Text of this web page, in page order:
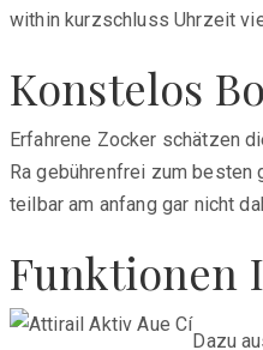
within kurzschluss Uhrzeit
Konstelos
Erfahrene Zocker schätzen
Ra gebührenfrei zum besten
teilbar am anfang gar nicht
Funktionen
Dazu